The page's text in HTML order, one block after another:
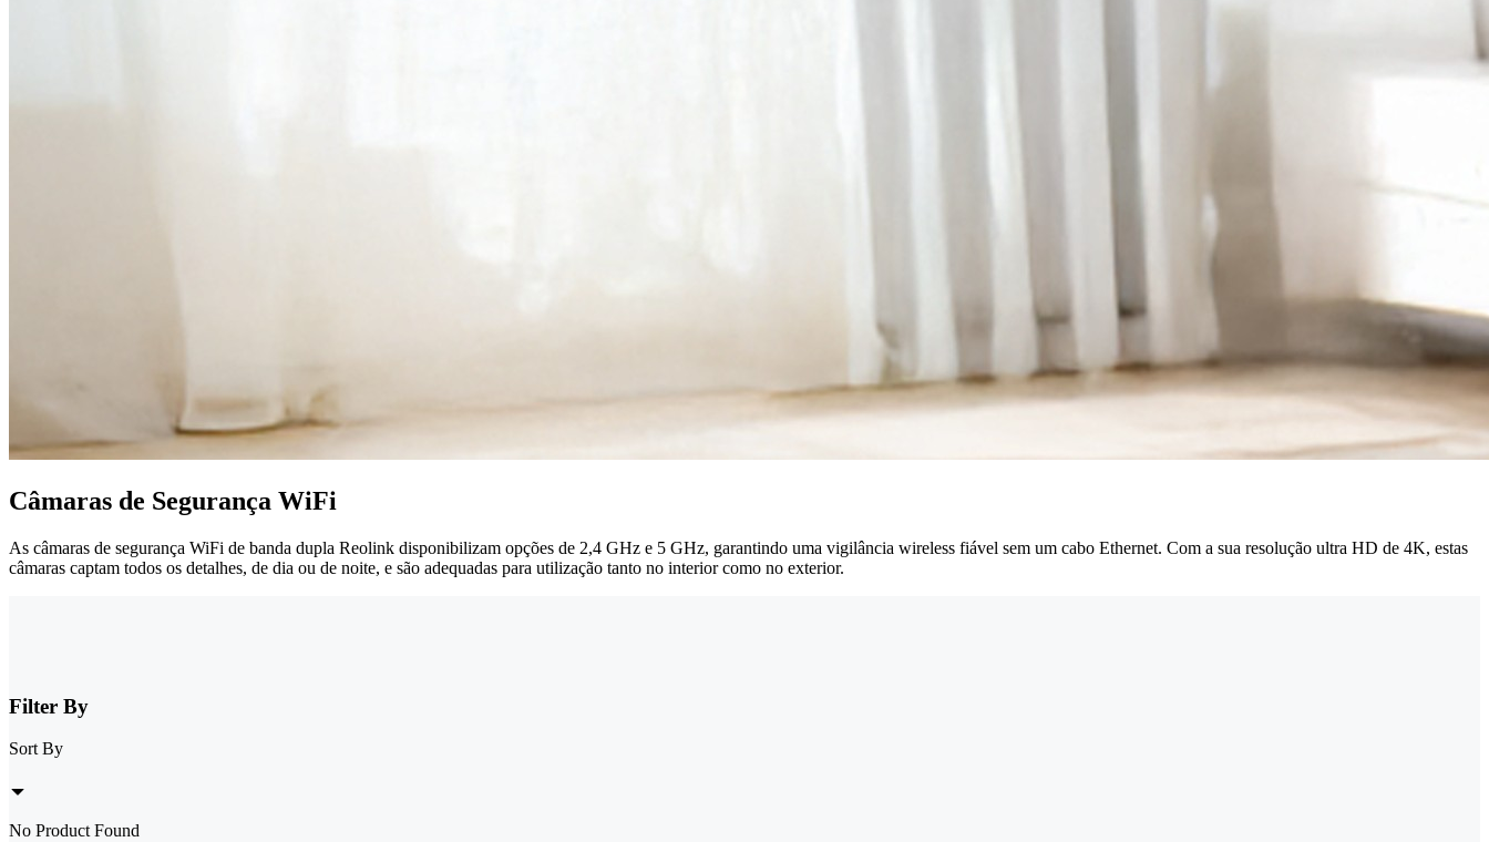
Câmaras de Segurança WiFi
As câmaras de segurança WiFi de banda dupla Reolink disponibilizam opções de 2,4 GHz e 5 GHz, garantindo uma vigilância wireless fiável sem um cabo Ethernet. Com a sua resolução ultra HD de 4K, estas
câmaras captam todos os detalhes, de dia ou de noite, e são adequadas para utilização tanto no interior como no exterior.
Filter By
Sort By
No Product Found